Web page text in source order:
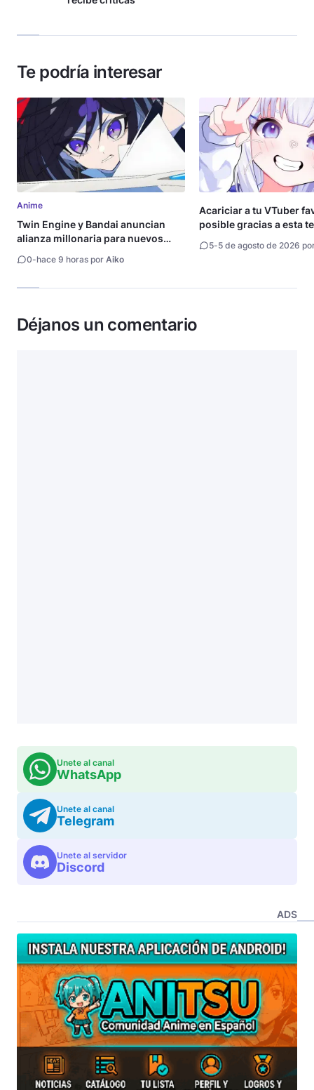
Te podría interesar
Anime
Twin Engine y Bandai anuncian
alianza millonaria para nuevos
0-hace 9 horas por Aiko
Acariciar a tu VTuber
posible gracias a esta
5-5 de agosto de 2026
Déjanos un comentario
Unete al canal
WhatsApp
Unete al canal
Telegram
Unete al servidor
Discord
ADS